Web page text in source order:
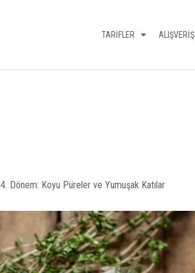
TARİFLER ALIŞVERİŞ
4. Dönem: Koyu Püreler ve Yumuşak Katılar